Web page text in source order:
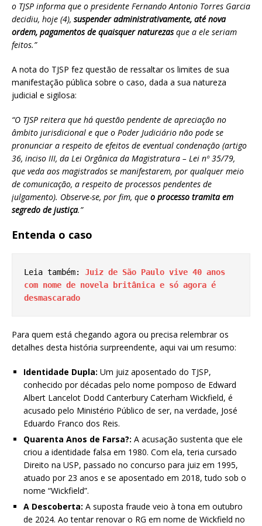
o TJSP informa que o presidente Fernando Antonio Torres Garcia
decidiu, hoje (4), suspender administrativamente, até nova
ordem, pagamentos de quaisquer naturezasque a ele seriam
feitos.”
A nota do TJSP fez questão de ressaltar os limites de sua
manifestação pública sobre o caso, dada a sua natureza
judicial e sigilosa:
“O TJSP reitera que há questão pendente de apreciação no
âmbito jurisdicional e que o Poder Judiciário não pode se
pronunciar a respeito de efeitos de eventual condenação (artigo
36, inciso III, da Lei Orgânica da Magistratura – Lei nº 35/79,
que veda aos magistrados se manifestarem, por qualquer meio
de comunicação, a respeito de processos pendentes de
julgamento). Observe-se, por fim, que o processo tramita em
segredo de justiça.”
Entenda o caso
Leia também: Juiz de São Paulo vive 40 anos
com nome de novela britânica e só agora é
desmascarado
Para quem está chegando agora ou precisa relembrar os
detalhes desta história surpreendente, aqui vai um resumo:
Identidade Dupla: Um juiz aposentado do TJSP,
conhecido por décadas pelo nome pomposo de Edward
Albert Lancelot Dodd Canterbury Caterham Wickfield, é
acusado pelo Ministério Público de ser, na verdade, José
Eduardo Franco dos Reis.
Quarenta Anos de Farsa?: A acusação sustenta que ele
criou a identidade falsa em 1980. Com ela, teria cursado
Direito na USP, passado no concurso para juiz em 1995,
atuado por 23 anos e se aposentado em 2018, tudo sob o
nome “Wickfield”.
A Descoberta: A suposta fraude veio à tona em outubro
de 2024. Ao tentar renovar o RG em nome de Wickfield no